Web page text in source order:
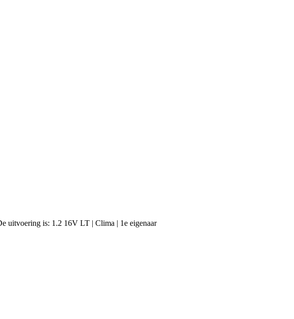
uitvoering is: 1.2 16V LT | Clima | 1e eigenaar